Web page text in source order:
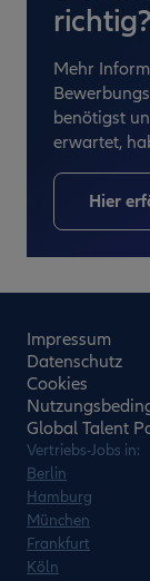
richtig?
Mehr
benötigst
erwartet,
Hier
Impressum
Datenschutz
Cookies
Global Talent
Vertriebs-Jobs in:
Berlin
Hamburg
München
Frankfurt
Köln